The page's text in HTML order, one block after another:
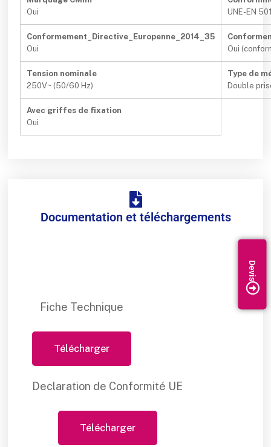
Oui
UNE-EN
Conformement_Directive_Europenne_2014_35
Oui
Oui
Tension nominale
250V~ (50/60 Hz)
Type de
Double
Avec griffes de fixation
Oui
Documentation et téléchargements
Fiche Technique
Télécharger
Declaration de Conformité UE
Télécharger